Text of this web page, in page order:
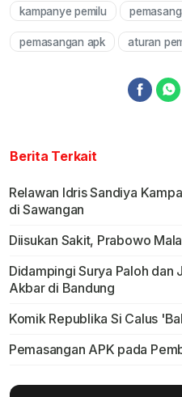
kampanye pemilu
pemasangan apk aturan
Berita Terkait
Relawan Idris Sandiya
di Sawangan
Diisukan Sakit, Prabowo
Didampingi Surya Paloh dan
Akbar di Bandung
Komik Republika Si Calus
Pemasangan APK pada